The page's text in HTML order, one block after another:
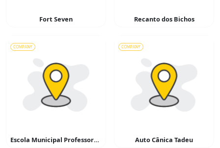
Fort Seven Recanto dos Bichos
COMPANY
Escola Municipal Professora Benedita Camargo Valêncio
COMPANY
Auto Cânica Tadeu